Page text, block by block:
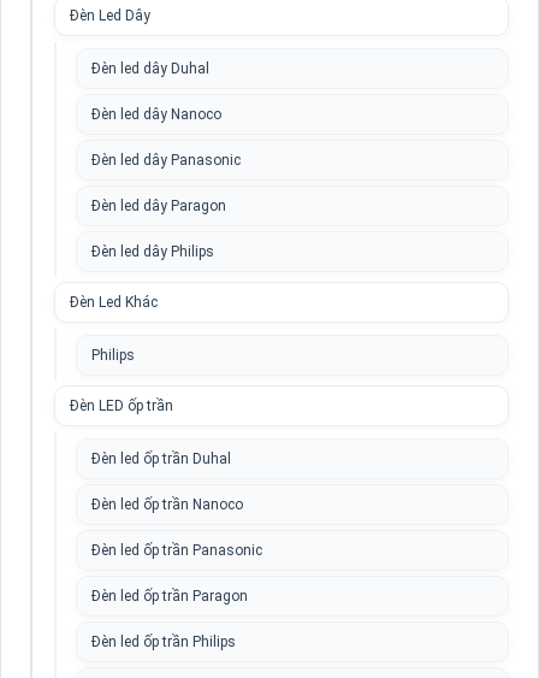
Đèn Led Dây
Đèn led dây Duhal
Đèn led dây Nanoco
Đèn led dây Panasonic
Đèn led dây Paragon
Đèn led dây Philips
Đèn Led Khác
Philips
Đèn LED ốp trần
Đèn led ốp trần Duhal
Đèn led ốp trần Nanoco
Đèn led ốp trần Panasonic
Đèn led ốp trần Paragon
Đèn led ốp trần Philips